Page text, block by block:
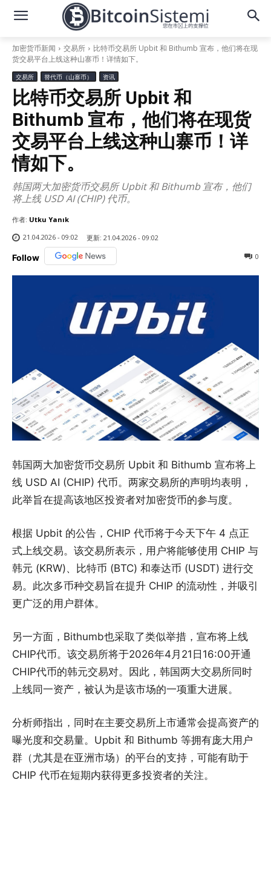
加密货币新闻 交易所
比特币交易所 Upbit 和 Bithumb 宣布，他们将在现
货交易平台上线这种山寨币！详情如下。
交易所 替代币（山寨币） 资讯
比特币交易所 Upbit 和
Bithumb 宣布，他们将在现货
交易平台上线这种山寨币！详
情如下。
韩国两大加密货币交易所 Upbit 和 Bithumb 宣布，他们
将上线 USD AI (CHIP) 代币。
作者: Utku Yanık
21.04.2026 - 09:02
更新: 21.04.2026 - 09:02
Follow 0
韩国两大加密货币交易所 Upbit 和 Bithumb 宣布将上
线 USD AI (CHIP) 代币。两家交易所的声明均表明，
此举旨在提高该地区投资者对加密货币的参与度。
根据 Upbit 的公告，CHIP 代币将于今天下午 4 点正
式上线交易。该交易所表示，用户将能够使用 CHIP 与
韩元 (KRW)、比特币 (BTC) 和泰达币 (USDT) 进行交
易。此次多币种交易旨在提升 CHIP 的流动性，并吸引
更广泛的用户群体。
另一方面，Bithumb也采取了类似举措，宣布将上线
CHIP代币。该交易所将于2026年4月21日16:00开通
CHIP代币的韩元交易对。因此，韩国两大交易所同时
上线同一资产，被认为是该市场的一项重大进展。
分析师指出，同时在主要交易所上市通常会提高资产的
曝光度和交易量。Upbit 和 Bithumb 等拥有庞大用户
群（尤其是在亚洲市场）的平台的支持，可能有助于
CHIP 代币在短期内获得更多投资者的关注。